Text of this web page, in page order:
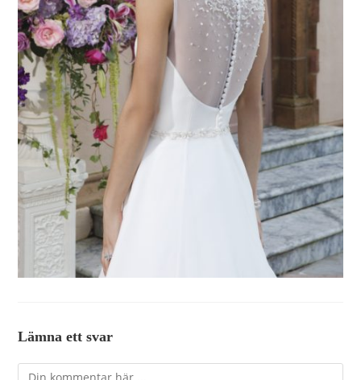
Lämna ett svar
Kommentar